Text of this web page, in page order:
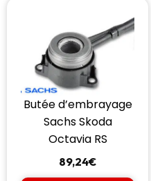
Butée d’embrayage
Sachs Skoda
Octavia RS
89,24€